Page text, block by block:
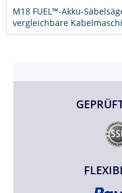
M18 FUEL™-Akku-
vergleichbare